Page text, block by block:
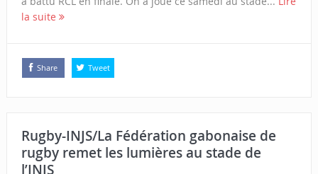
la suite
Share Tweet
Rugby-INJS/La Fédération gabonaise de
rugby remet les lumières au stade de
l’INJS